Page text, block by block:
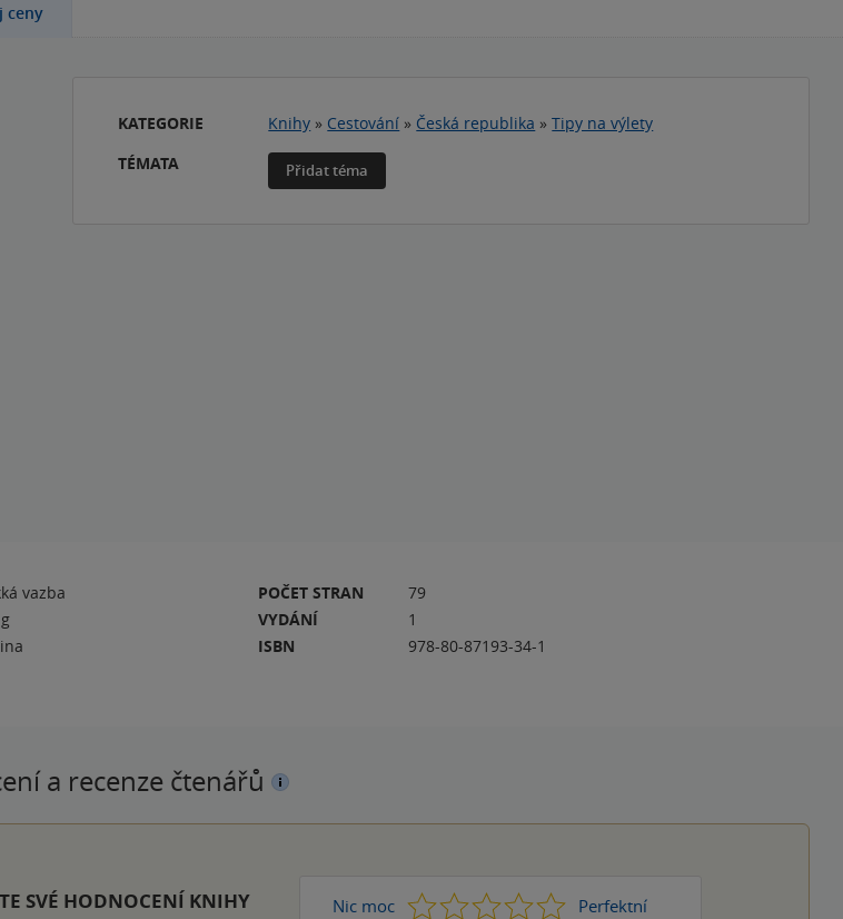
ceny
KATEGORIE Knihy » Cestování » Česká republika »Tipy na výlety
TÉMATA
Přidat téma
vazba
POČET STRAN
79
VYDÁNÍ
1
ISBN
978-80-87193-34-1
a recenze čtenářů
SVÉ HODNOCENÍ KNIHY Nic moc 1 2 3 4 Perfektní
5